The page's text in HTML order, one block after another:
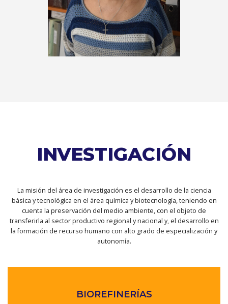
INVESTIGACIÓN
La misión del área de investigación es el desarrollo de la ciencia
básica y tecnológica en el área química y biotecnología, teniendo en
cuenta la preservación del medio ambiente, con el objeto de
transferirla al sector productivo regional y nacional y, el desarrollo en
la formación de recurso humano con alto grado de especialización y
autonomía.
BIOREFINERÍAS